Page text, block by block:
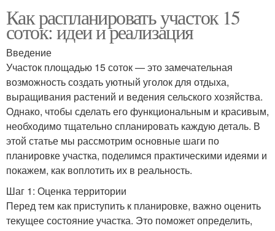
Как распланировать участок 15
соток: идеи и реализация
Введение
Участок площадью 15 соток — это замечательная
возможность создать уютный уголок для отдыха,
выращивания растений и ведения сельского хозяйства.
Однако, чтобы сделать его функциональным и красивым,
необходимо тщательно спланировать каждую деталь. В
этой статье мы рассмотрим основные шаги по
планировке участка, поделимся практическими идеями и
покажем, как воплотить их в реальность.
Шаг 1: Оценка территории
Перед тем как приступить к планировке, важно оценить
текущее состояние участка. Это поможет определить,